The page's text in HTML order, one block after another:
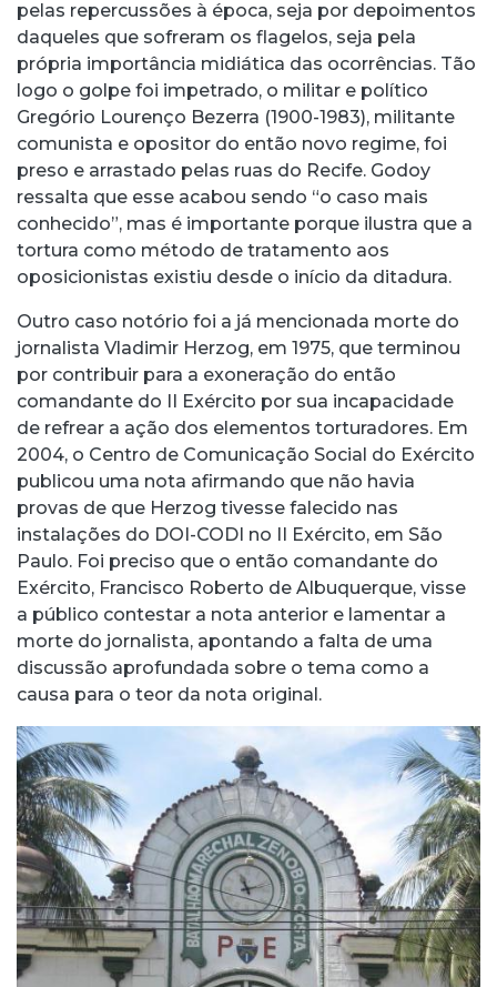
pelas repercussões à época, seja por depoimentos
daqueles que sofreram os flagelos, seja pela
própria importância midiática das ocorrências. Tão
logo o golpe foi impetrado, o militar e político
Gregório Lourenço Bezerra (1900-1983), militante
comunista e opositor do então novo regime, foi
preso e arrastado pelas ruas do Recife. Godoy
ressalta que esse acabou sendo “o caso mais
conhecido”, mas é importante porque ilustra que a
tortura como método de tratamento aos
oposicionistas existiu desde o início da ditadura.
Outro caso notório foi a já mencionada morte do
jornalista Vladimir Herzog, em 1975, que terminou
por contribuir para a exoneração do então
comandante do II Exército por sua incapacidade
de refrear a ação dos elementos torturadores. Em
2004, o Centro de Comunicação Social do Exército
publicou uma nota afirmando que não havia
provas de que Herzog tivesse falecido nas
instalações do DOI-CODI no II Exército, em São
Paulo. Foi preciso que o então comandante do
Exército, Francisco Roberto de Albuquerque, visse
a público contestar a nota anterior e lamentar a
morte do jornalista, apontando a falta de uma
discussão aprofundada sobre o tema como a
causa para o teor da nota original.